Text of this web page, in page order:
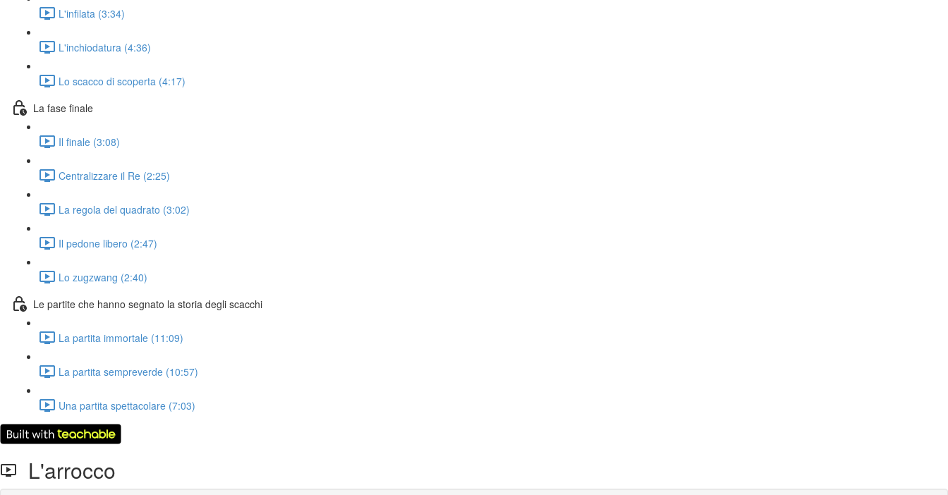
L'infilata (3:34)
L'inchiodatura (4:36)
Lo scacco di scoperta (4:17)
La fase finale
Il finale (3:08)
Centralizzare il Re (2:25)
La regola del quadrato (3:02)
Il pedone libero (2:47)
Lo zugzwang (2:40)
Le partite che hanno segnato la storia degli scacchi
La partita immortale (11:09)
La partita sempreverde (10:57)
Una partita spettacolare (7:03)
L'arrocco